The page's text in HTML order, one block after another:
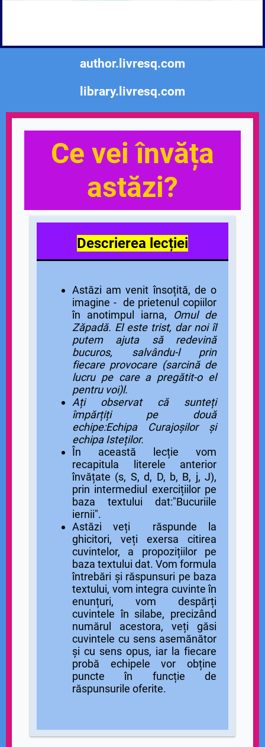
author.livresq.com
library.livresq.com
Ce vei învăța
astăzi?
Descrierea lecției
Astăzi am venit însoțită, de o
imagine - de prietenul copiilor
în anotimpul iarna, Omul de
Zăpadă. El este trist, dar noi îl
putem ajuta să redevină
bucuros, salvându-l prin
fiecare provocare (sarcină de
lucru pe care a pregătit-o el
pentru voi)l.
Ați observat că sunteți
împărțiți pe două
echipe:Echipa Curajoșilor și
echipa Isteților.
În această lecție vom
recapitula literele anterior
învățate (s, S, d, D, b, B, j, J),
prin intermediul exercițiilor pe
baza textului dat:"Bucuriile
iernii".
Astăzi veți răspunde la
ghicitori, veți exersa citirea
cuvintelor, a propozițiilor pe
baza textului dat. Vom formula
întrebări și răspunsuri pe baza
textului, vom integra cuvinte în
enunțuri, vom despărți
cuvintele în silabe, precizând
numărul acestora, veți găsi
cuvintele cu sens asemănător
și cu sens opus, iar la fiecare
probă echipele vor obține
puncte în funcție de
răspunsurile oferite.